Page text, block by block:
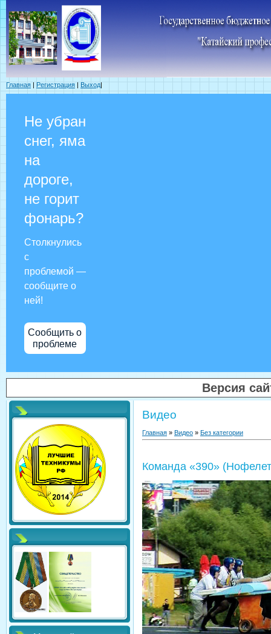
Главная | Регистрация | Выход|
Не убран
снег, яма
на
дороге,
не горит
фонарь?
Столкнулись
с
проблемой —
сообщите о
ней!
Сообщить о
проблеме
Версия
Видео
Главная » Видео » Без категории
Команда «390»